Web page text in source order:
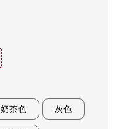
奶茶色 灰色